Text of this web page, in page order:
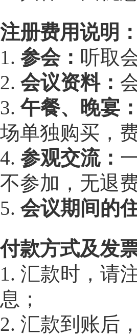
注册费用说明：
1. 参会： 听取
2. 会议资料：
3.午餐、晚宴：
场单独购买，
4. 参观交流：
不参加，无退费
5. 会议期间的
付款方式及发
1. 汇款时，请
息；
2. 汇款到账后